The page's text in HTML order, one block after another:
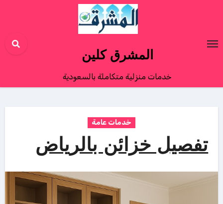
المشرق كلين
خدمات منزلية متكاملة بالسعودية
خدمات عامة
تفصيل خزائن بالرياض‏